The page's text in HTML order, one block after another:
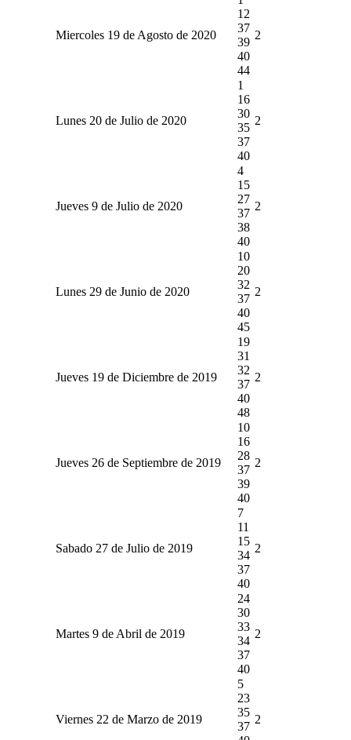
Miercoles 19 de Agosto de 2020
12
37
39
40
44
2
Lunes 20 de Julio de 2020
1
16
30
35
37
40
2
Jueves 9 de Julio de 2020
4
15
27
37
38
40
2
Lunes 29 de Junio de 2020
10
20
32
37
40
45
2
Jueves 19 de Diciembre de 2019
19
31
32
37
40
48
2
Jueves 26 de Septiembre de 2019
10
16
28
37
39
40
2
Sabado 27 de Julio de 2019
7
11
15
34
37
40
2
Martes 9 de Abril de 2019
24
30
33
34
37
40
2
Viernes 22 de Marzo de 2019
5
23
35
37
2